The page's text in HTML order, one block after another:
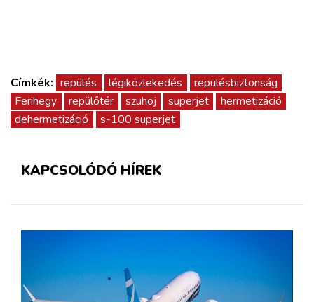
Címkék: repülés légiközlekedés
repülésbiztonság
Ferihegy
repülőtér szuhoj superjet
hermetizáció
dehermetizáció
s-100 superjet
KAPCSOLÓDÓ HÍREK